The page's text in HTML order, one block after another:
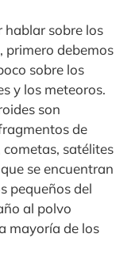
hablar sobre los
primero debemos
sobre los
y los meteoros.
son
de
cometas, satélites
se encuentran
pequeños del
al polvo
mayoría de los